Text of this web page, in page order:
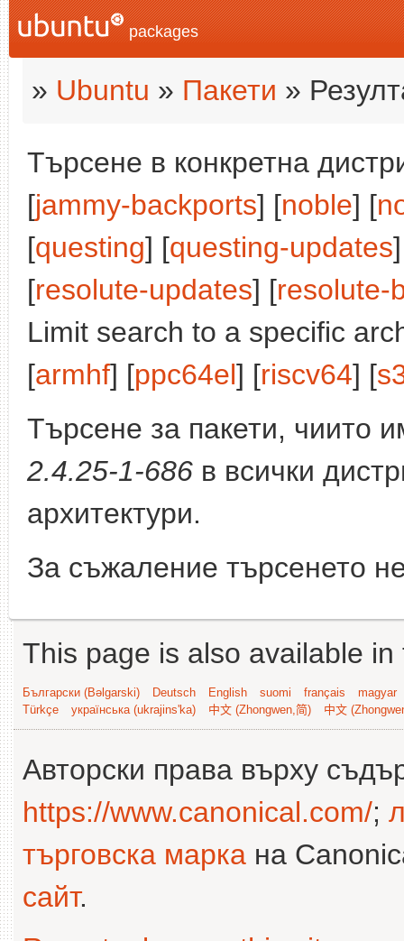
packages
» Ubuntu » Пакети »
Търсене в конкретна
[jammy-backports] [noble] [
[questing] [questing-updates
[resolute-updates] [resolute-
Limit search to a specific
[armhf] [ppc64el] [riscv64] [
Търсене за пакети, чиито
2.4.25-1-686 в всички
архитектури.
За съжаление търсенето
This page is also available
Български (Bəlgarski) Deutsch English suomi français
magyar
Türkçe
українська (ukrajins'ka) 中文 (Zhongwen,简) 中文
Авторски права върху
https://www.canonical.com/;
търговска марка на
сайт.